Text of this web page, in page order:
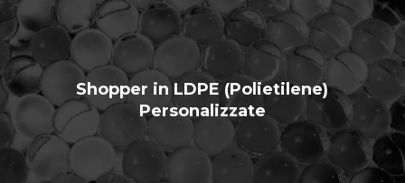
Shopper in LDPE (Polietilene)
Personalizzate